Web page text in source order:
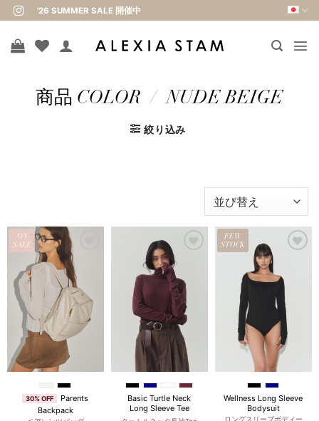
Skip
to
content
'26 SUMMER SALE 開催中
商品 COLOR / NUDE BEIGE
絞り込み
ON
SALE
30% OFF
Parents
Backpack
Basic Turtle Neck
Long Sleeve Tee
FEW
STOCK
Wellness Long Sleeve
Bodysuit
ロングスリーブボディー